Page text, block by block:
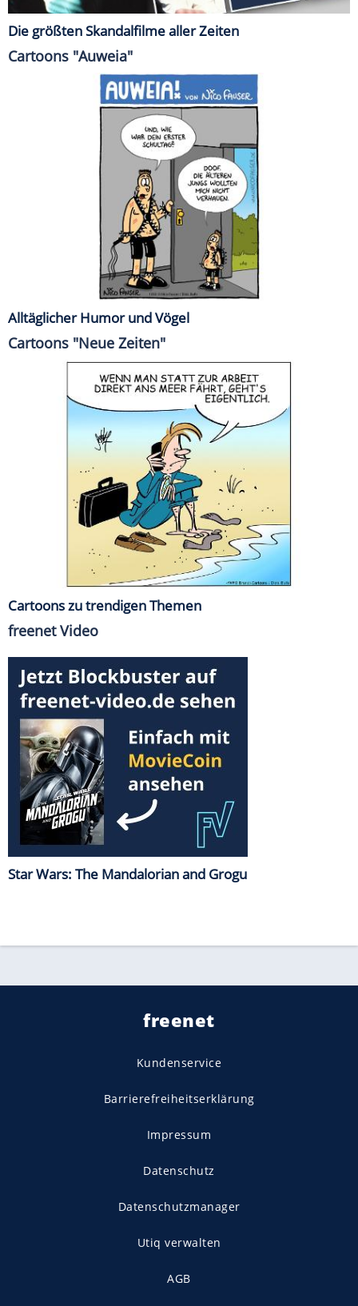
Die größten Skandalfilme aller Zeiten
Cartoons "Auweia"
Alltäglicher Humor und Vögel
Cartoons "Neue Zeiten"
Cartoons zu trendigen Themen
freenet Video
Star Wars: The Mandalorian and Grogu
freenet
Kundenservice
Barrierefreiheitserklärung
Impressum
Datenschutz
Datenschutzmanager
Utiq verwalten
AGB